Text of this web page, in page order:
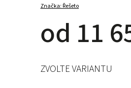
Značka:Řešeto
od 11
ZVOLTE VARIANTU